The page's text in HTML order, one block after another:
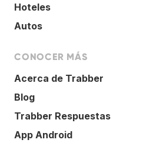
Hoteles
Autos
CONOCER MÁS
Acerca de Trabber
Blog
Trabber Respuestas
App Android